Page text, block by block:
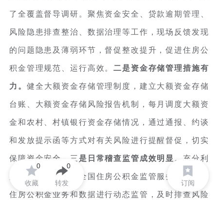
了全覆盖督导调研。聚焦资金安全、贷款逾期管理、
风险隐患排查整治、数据治理等工作，现场反馈发现
的问题隐患及薄弱环节，督促整改提升，促进住房公
积金管理规范、运行高效。二是资金存储管理措施有
力。 健全大额资金存储管理制度，建立大额资金存储
台账、大额资金存储风险报告机制，每月调度大额资
金和农村、村镇银行资金存储情况，通过通报、约谈
和发放提示函等方式对有关风险进行提醒督促，切实
保障资金安全。三 是日常稽查监管成效明显 。充分利
用电子稽查工具和全国住房公积金监管服务平台，对
住房公积金业务和数据进行动态监管，及时排查风险
收藏
0
转发
0
订阅